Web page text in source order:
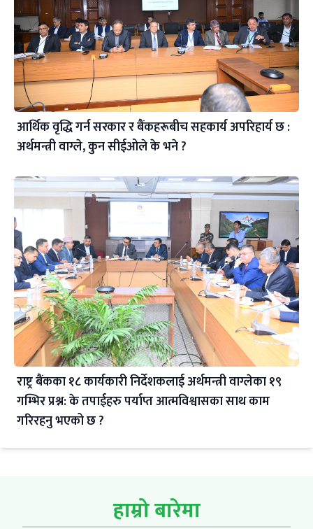
आर्थिक वृद्धि गर्न सरकार र बैंकहरूबीच सहकार्य अपरिहार्य छ :
अर्थमन्त्री वाग्ले, कुन सीईओले के भने ?
राष्ट्र बैंकका १८ कार्यकारी निर्देशकलाई अर्थमन्त्री वाग्लेका १९
गम्भिर प्रश्न: के तपाईहरु पर्याप्त आत्मविश्वासका साथ काम
गरिरहनु भएको छ ?
हाम्रो बारेमा